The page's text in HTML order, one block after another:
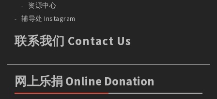
资源中心
辅导处 Instagram
联系我们 Contact Us
网上乐捐 Online Donation